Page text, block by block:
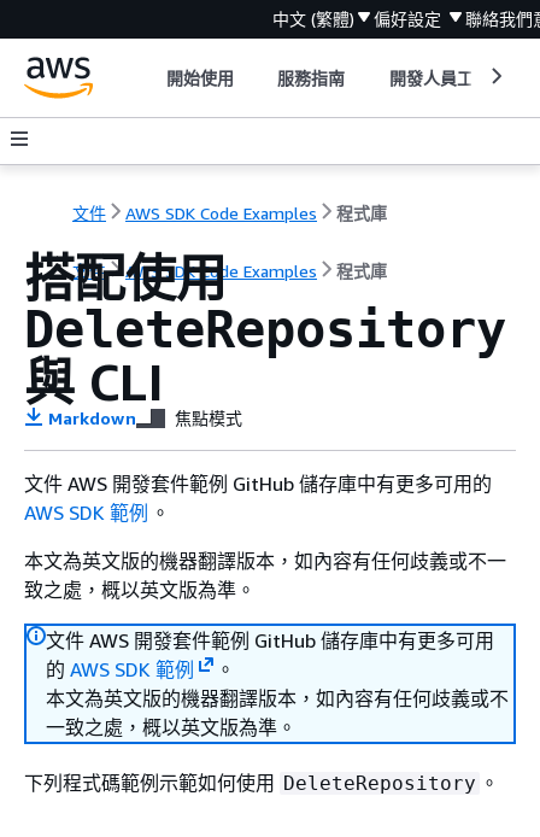
中文 (繁體) 偏好設定 聯絡我們
開始使用 服務指南 開發人員工具
文件 AWS SDK Code Examples 程式庫
文件 AWS SDK Code Examples 程式庫
搭配使用
DeleteRepository
與 CLI
Markdown 焦點模式
文件 AWS 開發套件範例 GitHub 儲存庫中有更多可用的
AWS SDK 範例 。
本文為英文版的機器翻譯版本，如內容有任何歧義或不一
致之處，概以英文版為準。
文件 AWS 開發套件範例 GitHub 儲存庫中有更多可用
的 AWS SDK 範例
。
本文為英文版的機器翻譯版本，如內容有任何歧義或不
一致之處，概以英文版為準。
下列程式碼範例示範如何使用 DeleteRepository 。